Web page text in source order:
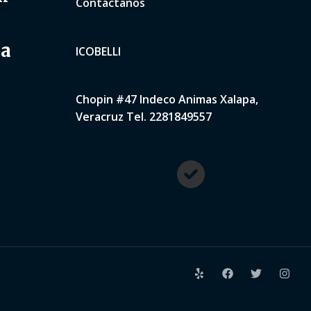
ICOBELLI
Chopin #47 Indeco Animas Xalapa,
Veracruz Tel. 2281849557